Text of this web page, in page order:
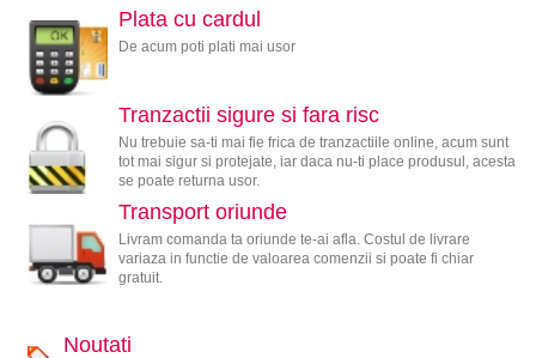
Plata cu cardul
De acum poti plati mai usor
Tranzactii sigure si fara risc
Nu trebuie sa-ti mai fie frica de tranzactiile online, acum sunt
tot mai sigur si protejate, iar daca nu-ti place produsul, acesta
se poate returna usor.
Transport oriunde
Livram comanda ta oriunde te-ai afla. Costul de livrare
variaza in functie de valoarea comenzii si poate fi chiar
gratuit.
Noutati